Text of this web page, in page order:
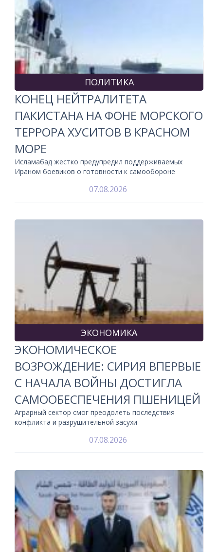
ПОЛИТИКА
КОНЕЦ НЕЙТРАЛИТЕТА
ПАКИСТАНА НА ФОНЕ МОРСКОГО
ТЕРРОРА ХУСИТОВ В КРАСНОМ
МОРЕ
Исламабад жестко предупредил поддерживаемых
Ираном боевиков о готовности к самообороне
07.08.2026
ЭКОНОМИКА
ЭКОНОМИЧЕСКОЕ
ВОЗРОЖДЕНИЕ: СИРИЯ ВПЕРВЫЕ
С НАЧАЛА ВОЙНЫ ДОСТИГЛА
САМООБЕСПЕЧЕНИЯ ПШЕНИЦЕЙ
Аграрный сектор смог преодолеть последствия
конфликта и разрушительной засухи
07.08.2026